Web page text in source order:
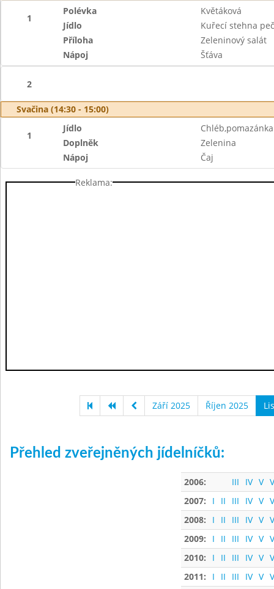
1
Polévka
Květáková
Jídlo
Kuřecí stehna
Příloha
Zeleninový salát
Nápoj
Šťáva
2
Svačina (14:30 - 15:00)
1
Jídlo
Doplněk
Zelenina
Nápoj
Čaj
Reklama:
Září 2025 Říjen 2025
Přehled zveřejněných jídelníčků:
2006: III IV V
2007:
I II III IV V
2008:
I II III IV V
2009:
I II III IV V
2010:
I II III IV V
2011:
I II III IV V